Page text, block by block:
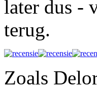
later dus -
terug.
Zoals